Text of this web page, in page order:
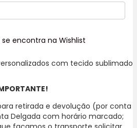
se encontra na Wishlist
com tecido sublimado
retirada e devolução (por conta
Delgada com horário marcado;